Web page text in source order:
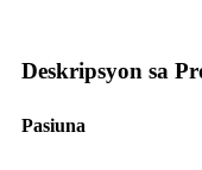
Deskripsyon sa
Pasiuna